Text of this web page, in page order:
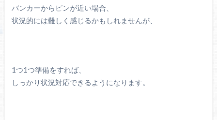
バンカーからピンが近い場合、
状況的には難しく感じるかもしれませんが、
1つ1つ準備をすれば、
しっかり状況対応できるようになります。